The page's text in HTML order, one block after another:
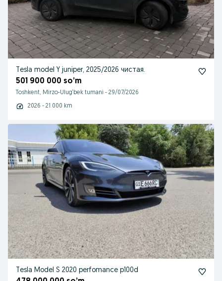
Tesla model Y juniper, 2025/2026 чистая.
501 900 000 so’m
Toshkent, Mirzo-Ulug‘bek tumani - 29/07/2026
2026 - 21 000 km
Tesla Model S 2020 perfomance p100d